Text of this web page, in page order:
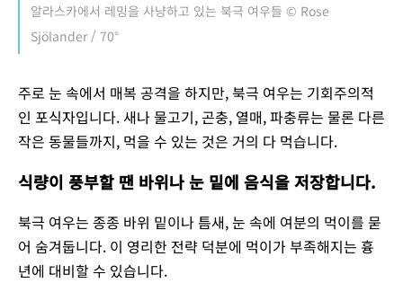
알라스카에서 레밍을 사냥하고 있는 북극 여우들 © Rose
Sjölander / 70°
주로 눈 속에서 매복 공격을 하지만, 북극 여우는 기회주의적
인 포식자입니다. 새나 물고기, 곤충, 열매, 파충류는 물론 다른
작은 동물들까지, 먹을 수 있는 것은 거의 다 먹습니다.
식량이 풍부할 땐 바위나 눈 밑에 음식을 저장합니다.
북극 여우는 종종 바위 밑이나 틈새, 눈 속에 여분의 먹이를 묻
어 숨겨둡니다. 이 영리한 전략 덕분에 먹이가 부족해지는 흉
년에 대비할 수 있습니다.